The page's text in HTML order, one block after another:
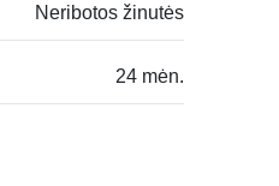
Neribotos žinutės
24 mėn.